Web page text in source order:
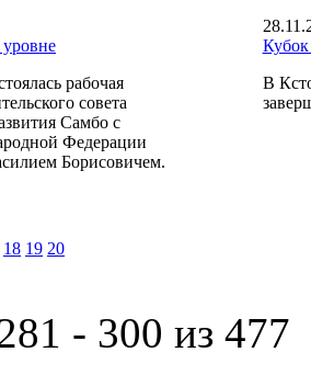
рабочая
совета
Самбо с
Федерации
Борисовичем.
В
18 19 20
- 300 из 477